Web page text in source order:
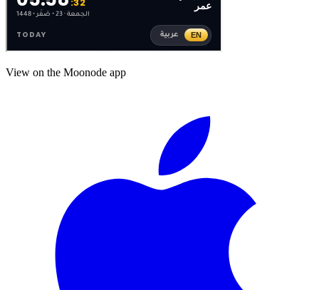
View on the Moonode app